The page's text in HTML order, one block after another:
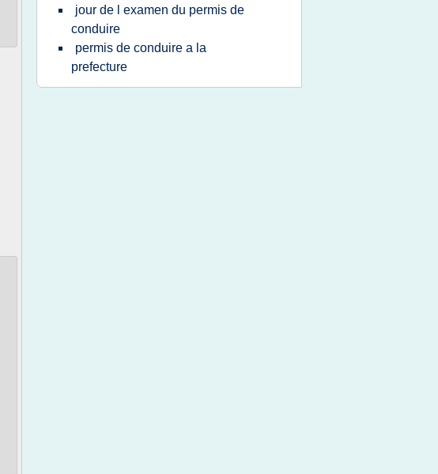
jour de l examen du permis de
conduire
permis de conduire a la
prefecture